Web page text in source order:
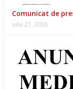
Comunicat de
iulie 27, 2026